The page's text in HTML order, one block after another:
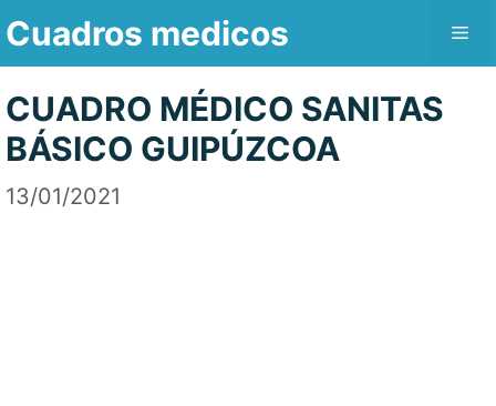
Saltar
contenido
Cuadros medicos
CUADRO MÉDICO SANITAS
BÁSICO GUIPÚZCOA
13/01/2021